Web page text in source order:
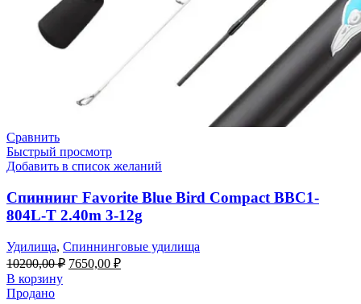
Сравнить
Быстрый просмотр
Добавить в список желаний
Спиннинг Favorite Blue Bird Compact BBC1-
804L-T 2.40m 3-12g
Удилища, Спиннинговые удилища
10200,00₽ 7650,00 ₽
В корзину
Продано